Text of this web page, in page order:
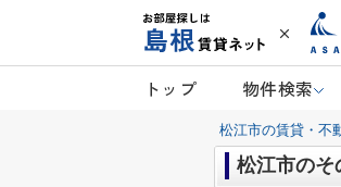
トップ 物件検索
松江市の賃貸・不
松江市のそ